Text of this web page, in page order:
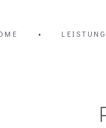
•